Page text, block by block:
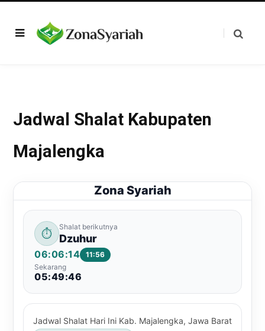
Jadwal Shalat Kabupaten
Majalengka
Zona Syariah
⏱️
Shalat berikutnya
Dzuhur
06:06:14
11:56
Sekarang
05:49:46
Jadwal Shalat Hari Ini Kab. Majalengka, Jawa Barat